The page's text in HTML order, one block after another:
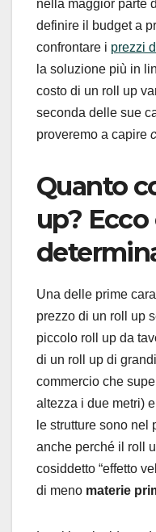
nella maggior parte
definire il budget a
confrontare i prezzi
la soluzione più in
costo di un roll up
seconda delle sue
proveremo a capire
Quanto
up?
Una delle prime
prezzo di un roll up
piccolo roll up da
di un roll up di
commercio che
altezza i due metri)
le strutture sono nel
anche perché il roll
cosiddetto “effetto
di meno materie